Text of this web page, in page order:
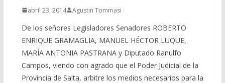
abril 23, 2014 Agustin Tommasi
De los señores Legisladores Senadores ROBERTO
ENRIQUE GRAMAGLIA, MANUEL HÉCTOR LUQUE,
MARÍA ANTONIA PASTRANA y Diputado Ranulfo
Campos, viendo con agrado que el Poder Judicial de la
Provincia de Salta, arbitre los medios necesarios para la